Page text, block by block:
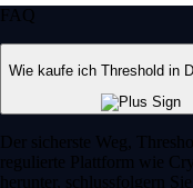
FAQ
Wie kaufe ich Threshold in
Der sicherste Weg,
regulierte Plattform wie
herunter, schlussfolgern